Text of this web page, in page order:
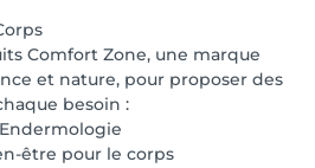
avancés, utilisant la
Zone et les dernières
de beauté et d’anti-âge.
minceur et à la silhouette,
pour des résultats
Comfort Zone, une marque
et nature, pour proposer des
besoin :
être pour le corps